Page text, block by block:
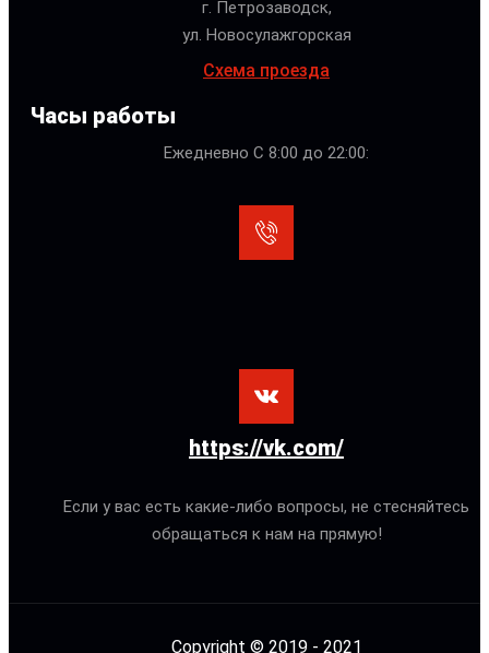
г. Петрозаводск,
ул. Новосулажгорская
Схема проезда
Часы работы
Ежедневно С 8:00 до 22:00:
https://vk.com/
Если у вас есть какие-либо вопросы, не стесняйтесь
обращаться к нам на прямую!
Copyright © 2019 - 2021